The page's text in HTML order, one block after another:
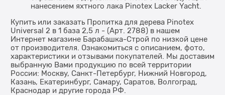
нанесением яхтного лака Pinotex Lacker Yacht.
Купить или заказать Пропитка для дерева Pinotex
Universal 2 в 1 база 2,5 л - (Арт. 2788) в нашем
Интернет магазине Барабашка-Строй по низкой цене
от производителя. Ознакомиться с описанием, фото,
характеристики и отзывами покупателей. Мы доставим
выбранную Вами продукцию по всей территории
России: Москву, Санкт-Петербург, Нижний Новгород,
Казань, Екатеринбург, Самару, Саратов, Волгоград,
Краснодар и другие города РФ.